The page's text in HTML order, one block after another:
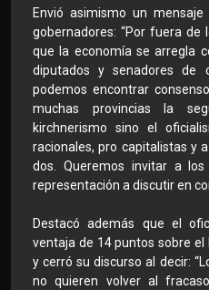
Envió asimismo un
gobernadores: “Por fuera de
que la economía se arregla
diputados y senadores de
podemos encontrar
muchas provincias la
kirchnerismo sino el
racionales, pro capitalistas y
dos. Queremos invitar a
representación a discutir en
Destacó además que el
ventaja de 14 puntos sobre el
y cerró su discurso al decir:
no quieren volver al